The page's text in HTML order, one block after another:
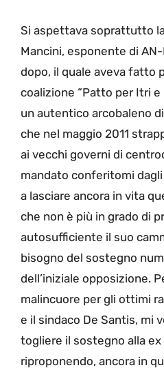
Si aspettava soprattutto
Mancini, esponente di
dopo, il quale aveva fatto
coalizione “Patto per Itri e
un autentico arcobaleno
che nel maggio 2011
ai vecchi governi di
mandato conferitomi
a lasciare ancora in vita
che non è più in grado di
autosufficiente il suo
bisogno del sostegno
dell’iniziale opposizione.
malincuore per gli ottimi
e il sindaco De Santis, mi
togliere il sostegno alla ex
riproponendo, ancora in